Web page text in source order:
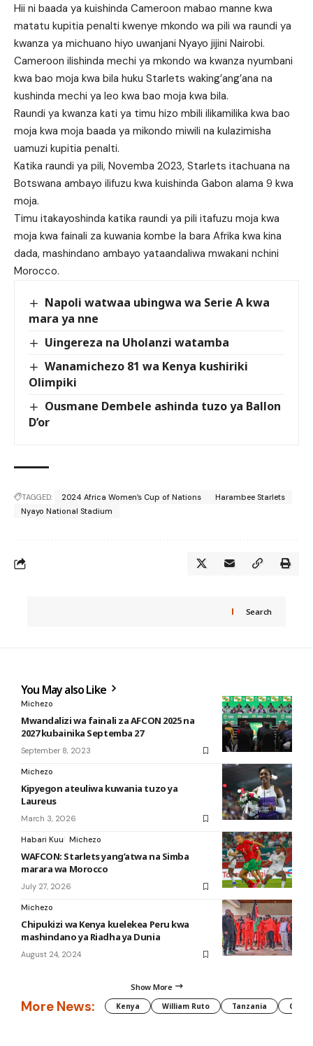
Hii ni baada ya kuishinda Cameroon mabao manne kwa
matatu kupitia penalti kwenye mkondo wa pili wa raundi ya
kwanza ya michuano hiyo uwanjani Nyayo jijini Nairobi.
Cameroon ilishinda mechi ya mkondo wa kwanza nyumbani
kwa bao moja kwa bila huku Starlets waking’ang’ana na
kushinda mechi ya leo kwa bao moja kwa bila.
Raundi ya kwanza kati ya timu hizo mbili ilikamilika kwa bao
moja kwa moja baada ya mikondo miwili na kulazimisha
uamuzi kupitia penalti.
Katika raundi ya pili, Novemba 2023, Starlets itachuana na
Botswana ambayo ilifuzu kwa kuishinda Gabon alama 9 kwa
moja.
Timu itakayoshinda katika raundi ya pili itafuzu moja kwa
moja kwa fainali za kuwania kombe la bara Afrika kwa kina
dada, mashindano ambayo yataandaliwa mwakani nchini
Morocco.
Napoli watwaa ubingwa wa Serie A kwa
mara ya nne
Uingereza na Uholanzi watamba
Wanamichezo 81 wa Kenya kushiriki
Olimpiki
Ousmane Dembele ashinda tuzo ya Ballon
D’or
TAGGED: 2024 Africa Women’s Cup of Nations
Harambee Starlets
Nyayo National Stadium
Search
You May also Like
Michezo
Mwandalizi wa fainali za AFCON 2025 na
2027 kubainika Septemba 27
September 8, 2023
Michezo
Kipyegon ateuliwa kuwania tuzo ya
Laureus
March 3, 2026
Habari Kuu Michezo
WAFCON: Starlets yang’atwa na Simba
marara wa Morocco
July 27, 2026
Michezo
Chipukizi wa Kenya kuelekea Peru kwa
mashindano ya Riadha ya Dunia
August 24, 2024
Show More
More News: Kenya William Ruto Tanzania CAF